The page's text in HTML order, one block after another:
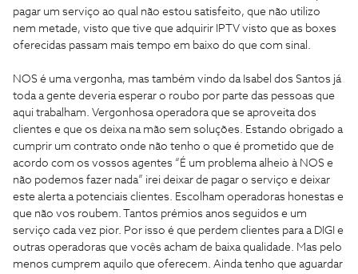
pagar um serviço ao qual não estou satisfeito, que não utilizo
nem metade, visto que tive que adquirir IPTV visto que as boxes
oferecidas passam mais tempo em baixo do que com sinal.
NOS é uma vergonha, mas também vindo da Isabel dos Santos já
toda a gente deveria esperar o roubo por parte das pessoas que
aqui trabalham. Vergonhosa operadora que se aproveita dos
clientes e que os deixa na mão sem soluções. Estando obrigado a
cumprir um contrato onde não tenho o que é prometido que de
acordo com os vossos agentes “É um problema alheio à NOS e
não podemos fazer nada” irei deixar de pagar o serviço e deixar
este alerta a potenciais clientes. Escolham operadoras honestas e
que não vos roubem. Tantos prémios anos seguidos e um
serviço cada vez pior. Por isso é que perdem clientes para a DIGI e
outras operadoras que vocês acham de baixa qualidade. Mas pelo
menos cumprem aquilo que oferecem. Ainda tenho que aguardar